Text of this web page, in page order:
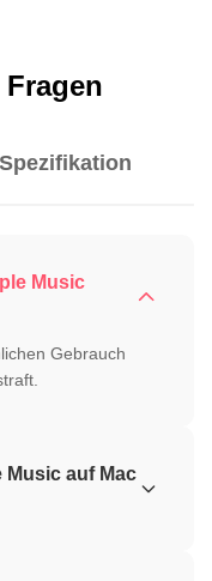
Music
Gebrauch
Music auf Mac